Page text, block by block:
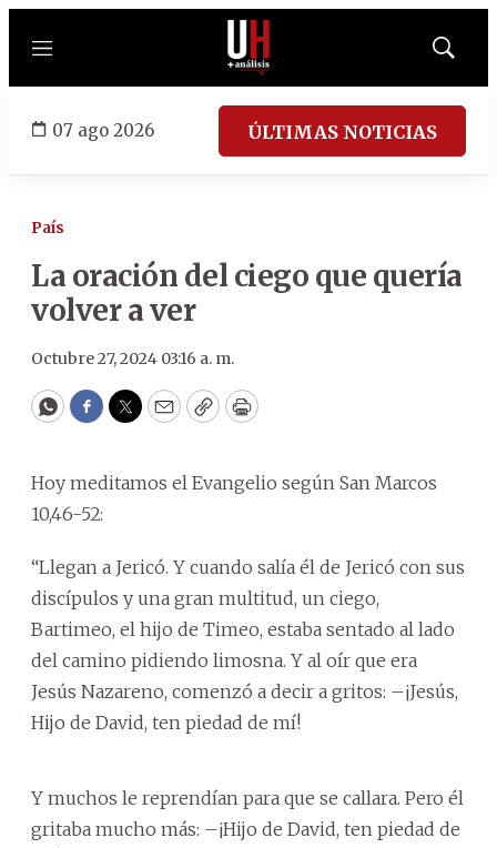
Menú
Mostrar
07 ago 2026 ÚLTIMAS NOTICIAS
País
La oración del ciego que quería
volver a ver
Octubre 27, 2024 03:16 a. m.
WhatsApp
Facebook
Twitter
EmailCopyPrint
Hoy meditamos el Evangelio según San Marcos
10,46-52:
“Llegan a Jericó. Y cuando salía él de Jericó con sus
discípulos y una gran multitud, un ciego,
Bartimeo, el hijo de Timeo, estaba sentado al lado
del camino pidiendo limosna. Y al oír que era
Jesús Nazareno, comenzó a decir a gritos: –¡Jesús,
Hijo de David, ten piedad de mí!
Y muchos le reprendían para que se callara. Pero él
gritaba mucho más: –¡Hijo de David, ten piedad de